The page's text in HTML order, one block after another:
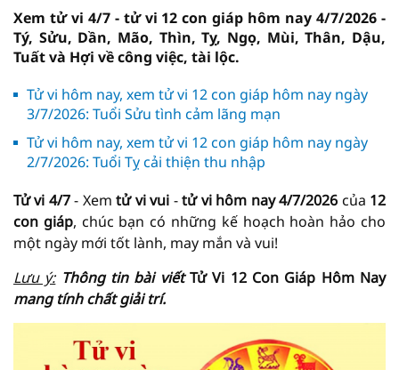
Xem tử vi 4/7 - tử vi 12 con giáp hôm nay 4/7/2026 -
Tý, Sửu, Dần, Mão, Thìn, Tỵ, Ngọ, Mùi, Thân, Dậu,
Tuất và Hợi về công việc, tài lộc.
Tử vi hôm nay, xem tử vi 12 con giáp hôm nay ngày
3/7/2026: Tuổi Sửu tình cảm lãng mạn
Tử vi hôm nay, xem tử vi 12 con giáp hôm nay ngày
2/7/2026: Tuổi Tỵ cải thiện thu nhập
Tử vi 4/7- Xemtử vi vui -tử vi hôm nay 4/7/2026 của 12
con giáp, chúc bạn có những kế hoạch hoàn hảo cho
một ngày mới tốt lành, may mắn và vui!
Lưu ý: Thông tin bài viếtTử Vi 12 Con Giáp Hôm Nay
mang tính chất giải trí.